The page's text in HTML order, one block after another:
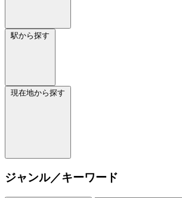
駅から探す
現在地から探す
ジャンル／キーワード